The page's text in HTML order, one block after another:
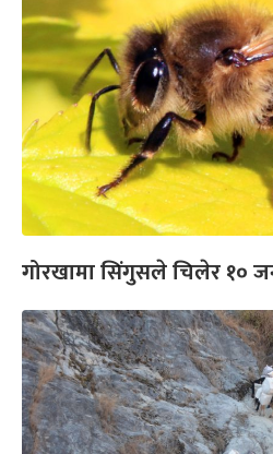
गोरखामा सिंगुसले चिलेर १०